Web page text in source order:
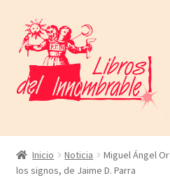
navegación
al
contenido
Home
Catálogo
Inicio Noticia
Miguel Ángel
los signos, de Jaime D. Parra